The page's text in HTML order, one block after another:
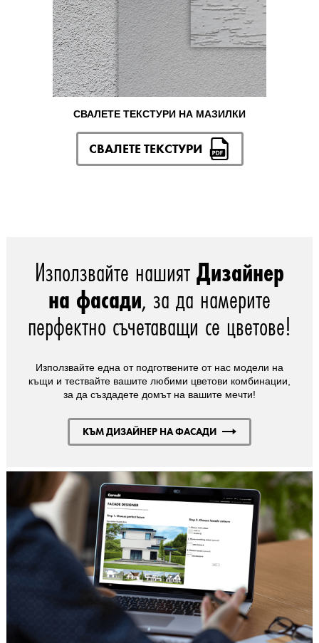
СВАЛЕТЕ ТЕКСТУРИ НА МАЗИЛКИ
СВАЛЕТЕ ТЕКСТУРИ
Използвайте нашиятДизайнер
на фасади, за да намерите
перфектно съчетаващи се цветове!
Използвайте една от подготвените от нас модели на
къщи и тествайте вашите любими цветови комбинации,
за да създадете домът на вашите мечти!
КЪМ ДИЗАЙНЕР НА ФАСАДИ